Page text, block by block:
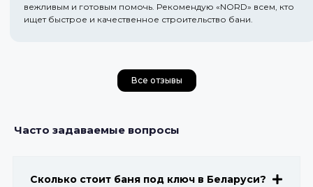
вежливым и готовым помочь. Рекомендую «NORD» всем, кто
ищет быстрое и качественное строительство бани.
Все отзывы
Часто задаваемые вопросы
Сколько стоит баня под ключ в Беларуси?